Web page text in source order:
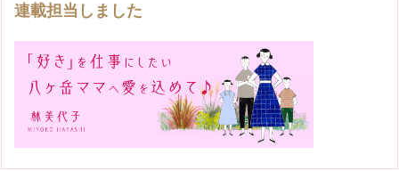
連載担当しました